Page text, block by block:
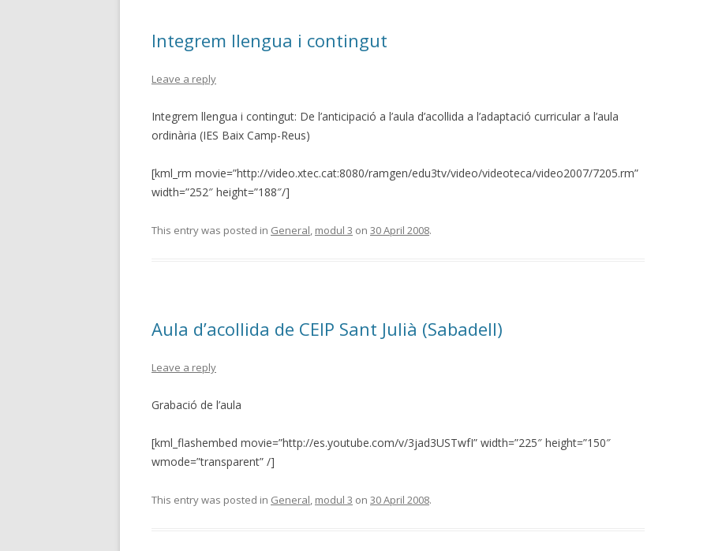
Integrem llengua i contingut
Leave a reply
Integrem llengua i contingut: De l’anticipació a l’aula d’acollida a l’adaptació curricular a l’aula
ordinària (IES Baix Camp-Reus)
[kml_rm movie=”http://video.xtec.cat:8080/ramgen/edu3tv/video/videoteca/video2007/7205.rm”
width=”252″ height=”188″/]
This entry was posted in General, modul 3 on 30 April 2008.
Aula d’acollida de CEIP Sant Julià (Sabadell)
Leave a reply
Grabació de l’aula
[kml_flashembed movie=”http://es.youtube.com/v/3jad3USTwfI” width=”225″ height=”150″
wmode=”transparent” /]
This entry was posted in General, modul 3 on 30 April 2008.